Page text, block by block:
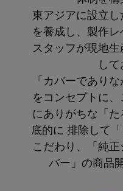
東アジアに設立
を養成し、製作
スタッフが現地
して
「カバーであり
をコンセプトに
にありがちな「
底的に 排除して
こだわり、「純
バー」の商品